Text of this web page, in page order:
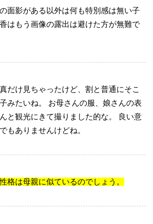
面影がある以外は何も特別感は無い子
はもう画像の露出は避けた方が無難で
だけ見ちゃったけど、割と普通にそこ
みたいね。
お母さんの服、娘さんの表
と観光にきて撮りました的な。
良い意
もありませんけどね。
格は母親に似ているのでしょう。